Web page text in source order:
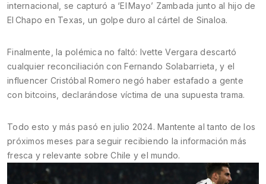
internacional, se capturó a ‘El Mayo’ Zambada junto al hijo de
El Chapo en Texas, un golpe duro al cártel de Sinaloa.
Finalmente, la polémica no faltó: Ivette Vergara descartó
cualquier reconciliación con Fernando Solabarrieta, y el
influencer Cristóbal Romero negó haber estafado a gente
con bitcoins, declarándose víctima de una supuesta trama.
Todo esto y más pasó en julio 2024. Mantente al tanto de los
próximos meses para seguir recibiendo la información más
fresca y relevante sobre Chile y el mundo.